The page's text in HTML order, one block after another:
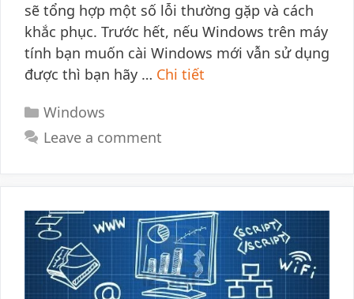
sẽ tổng hợp một số lỗi thường gặp và cách
khắc phục. Trước hết, nếu Windows trên máy
tính bạn muốn cài Windows mới vẫn sử dụng
được thì bạn hãy … Chi tiết
Categories
Windows
Leave a comment